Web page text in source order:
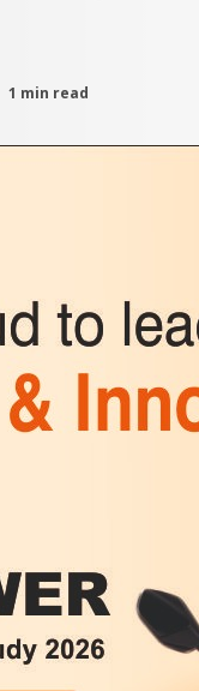
1 min read